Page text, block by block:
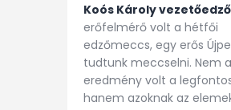
Koós Károly
erőfelmérő volt a hétfői
edzőmeccs, egy erős
tudtunk meccselni. Nem
eredmény volt a
hanem azoknak az